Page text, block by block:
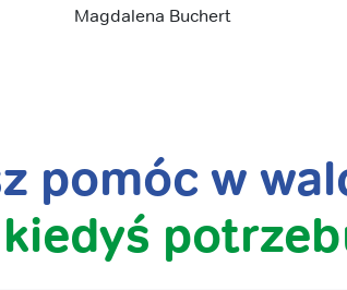
Magdalena Buchert
pomóc w